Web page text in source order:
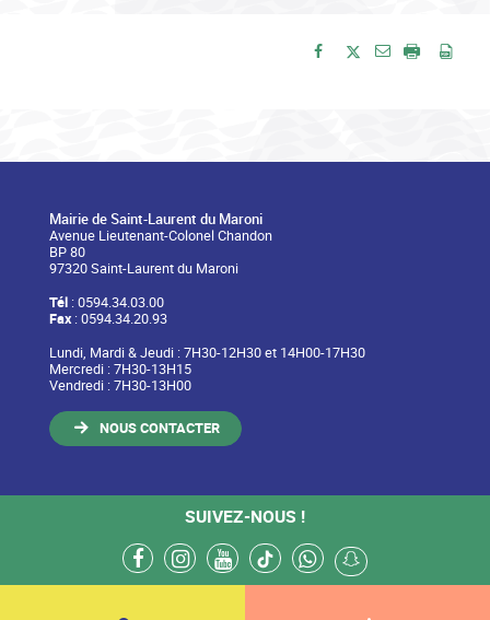
Partager sur Facebook
Partager sur
Envoyer par
Imprimer
Mairie de Saint-Laurent du Maroni
Avenue Lieutenant-Colonel Chandon
BP 80
97320 Saint-Laurent du Maroni
Tél: 0594.34.03.00
Fax: 0594.34.20.93
Lundi, Mardi & Jeudi : 7H30-12H30 et 14H00-17H30
Mercredi : 7H30-13H15
Vendredi : 7H30-13H00
NOUS CONTACTER
SUIVEZ-NOUS !
facebookinstagram
youtube
tiktokwhatsappsnapchat